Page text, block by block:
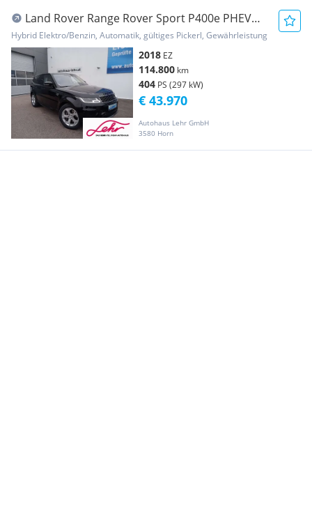
Land Rover Range Rover Sport P400e PHEV
Plug-in Hybrid HSE
Hybrid Elektro/Benzin, Automatik, gültiges Pickerl, Gewährleistung
2018 EZ
114.800 km
404 PS (297 kW)
Autohaus Lehr GmbH
3580 Horn
€ 43.970